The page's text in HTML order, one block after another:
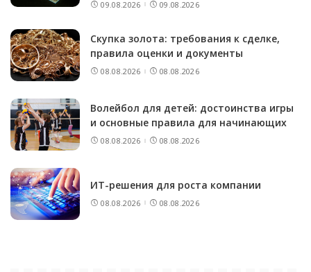
09.08.2026 09.08.2026
Скупка золота: требования к сделке,
правила оценки и документы
08.08.2026 08.08.2026
Волейбол для детей: достоинства игры
и основные правила для начинающих
08.08.2026 08.08.2026
ИТ-решения для роста компании
08.08.2026 08.08.2026